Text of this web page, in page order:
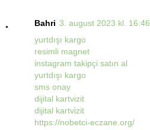
Bahri 3. august 2023 kl. 16:46
yurtdışı kargo
resimli magnet
instagram takipçi satın al
yurtdışı kargo
sms onay
dijital kartvizit
dijital kartvizit
https://nobetci-eczane.org/